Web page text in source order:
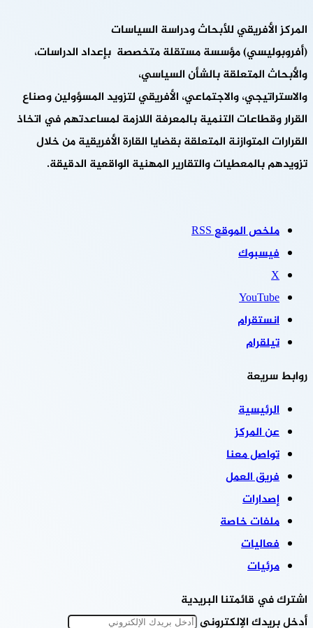
المركز الأفريقي للأبحاث ودراسة السياسات
(أفروبوليسي) مؤسسة مستقلة متخصصة بإعداد الدراسات،
والأبحاث المتعلقة بالشأن السياسي،
والاستراتيجي، والاجتماعي، الأفريقي لتزويد المسؤولين وصناع
القرار وقطاعات التنمية بالمعرفة اللازمة لمساعدتهم في اتخاذ
القرارات المتوازنة المتعلقة بقضايا القارة الأفريقية من خلال
تزويدهم بالمعطيات والتقارير المهنية الواقعية الدقيقة.
ملخص الموقع RSS
فيسبوك
‫X
‫YouTube
انستقرام
تيلقرام
روابط سريعة
الرئيسية
عن المركز
تواصل معنا
فريق العمل
إصدارات
ملفات خاصة
فعاليات
مرئيات
اشترك في قائمتنا البريدية
أدخل بريدك الإلكتروني